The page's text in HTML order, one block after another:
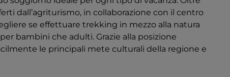
dall’agriturismo, in collaborazione con il centro
se effettuare trekking in mezzo alla natura
bambini che adulti. Grazie alla posizione
le principali mete culturali della regione e